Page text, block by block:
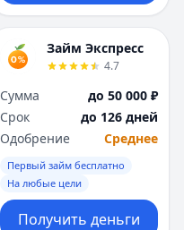
Займ Экспресс
4.7
Сумма
до 50 000 ₽
Срок
до 126 дней
Одобрение
Среднее
Первый займ бесплатно
На любые цели
Получить деньги